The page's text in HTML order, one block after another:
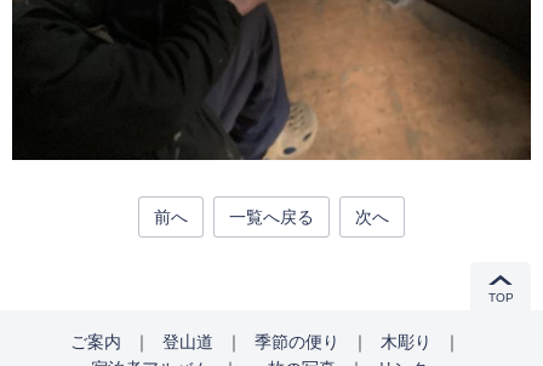
前へ 一覧へ戻る 次へ
ご案内 ｜ 登山道 ｜ 季節の便り ｜ 木彫り
｜
TOP